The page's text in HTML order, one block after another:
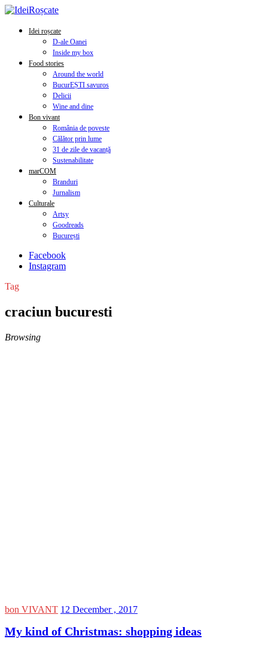
Idei roșcate
D-ale Oanei
Inside my box
Food stories
Around the world
BucurEȘTI savuros
Delicii
Wine and dine
Bon vivant
România de poveste
Călător prin lume
31 de zile de vacanță
Sustenabilitate
marCOM
Branduri
Jurnalism
Culturale
Artsy
Goodreads
București
Facebook
Instagram
Tag
craciun bucuresti
Browsing
bon VIVANT 12 December , 2017
My kind of Christmas: shopping ideas